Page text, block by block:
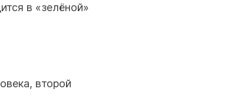
в «зелёной»
второй